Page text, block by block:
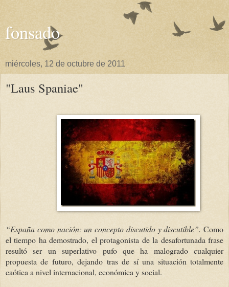
fonsado
miércoles, 12 de octubre de 2011
"Laus Spaniae"
“España como nación: un concepto discutido y discutible”. Como
el tiempo ha demostrado, el protagonista de la desafortunada frase
resultó ser un superlativo pufo que ha malogrado cualquier
propuesta de futuro, dejando tras de sí una situación totalmente
caótica a nivel internacional, económica y social.